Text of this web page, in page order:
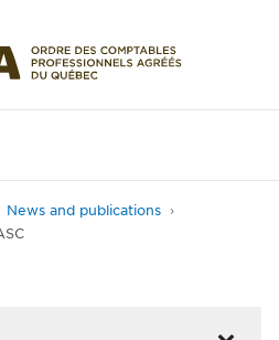
News and publications